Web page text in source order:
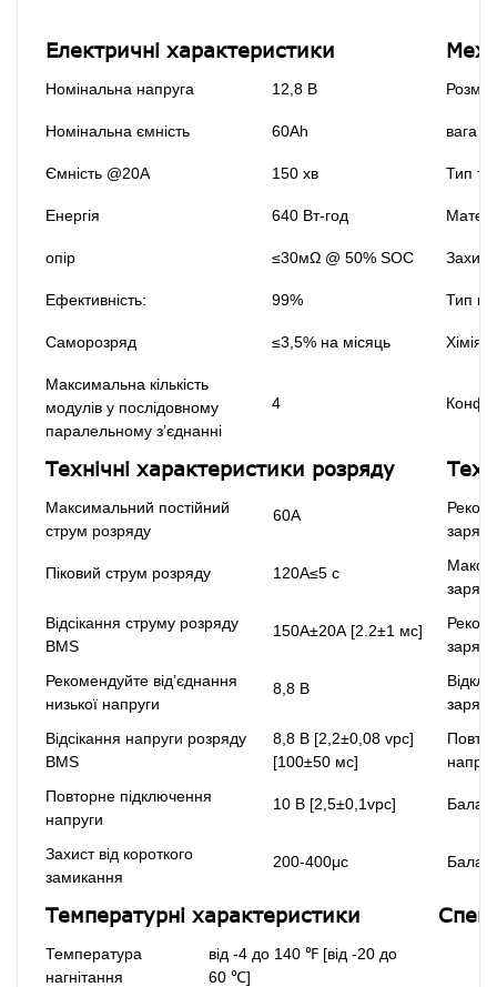
Електричні характеристики
Номінальна напруга 12,8 В
Номінальна ємність 60Ah вага
Ємність @20A 150 хв Тип
Енергія 640 Вт-год
опір ≤30мΩ @ 50% SOC
Ефективність: 99% Тип
Саморозряд ≤3,5% на місяць Хімія
Максимальна кількість
модулів у послідовному
паралельному з’єднанні
4
Технічні характеристики розряду
Максимальний постійний
струм розряду
60А
заряду
Піковий струм розряду 120А≤5 с
заряду
Відсікання струму розряду
BMS
150А±20А [2.2±1 мс]
заряду
Рекомендуйте від’єднання
низької напруги
8,8 В
Відсікання напруги розряду
BMS
8,8 В [2,2±0,08 vpc]
[100±50 мс]
Повторне підключення
напруги
10 В [2,5±0,1vpc]
Захист від короткого
замикання
200-400μс
Температурні характеристики
Температура
нагнітання
від -4 до 140 ℉ [від -20 до
60 ℃]